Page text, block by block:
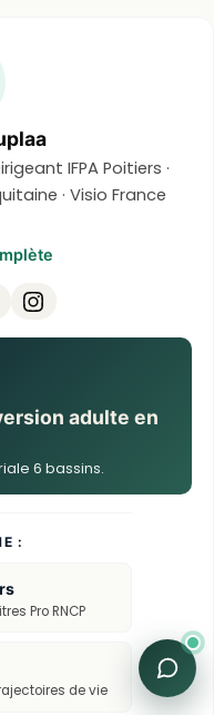
IFPA Poitiers ·
· Visio France
adulte en
6 bassins.
:
Pro RNCP
de vie